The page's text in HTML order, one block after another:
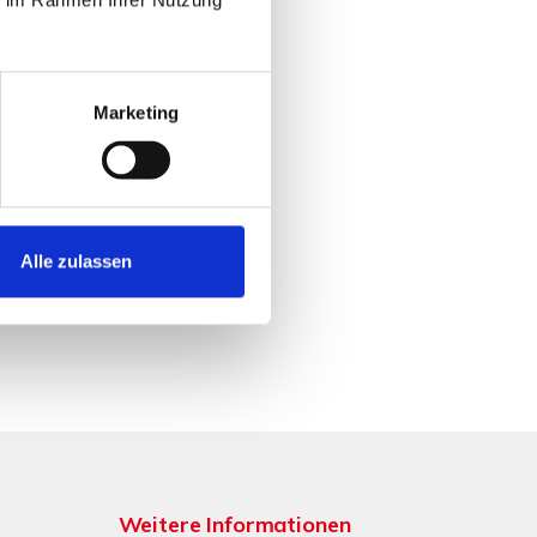
Marketing
Alle zulassen
Weitere Informationen